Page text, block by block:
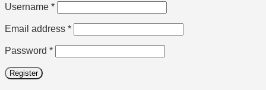
Username *Required
Email address *Required
Password *Required
Register